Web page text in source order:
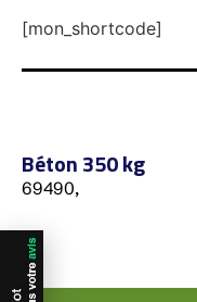
[mon_shortcode]
Béton 350 kg
69490,